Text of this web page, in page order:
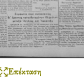
Επέκταση